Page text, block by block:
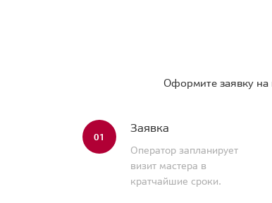
Оформите заявку на
01
Заявка
Оператор запланирует
визит мастера в
кратчайшие сроки.